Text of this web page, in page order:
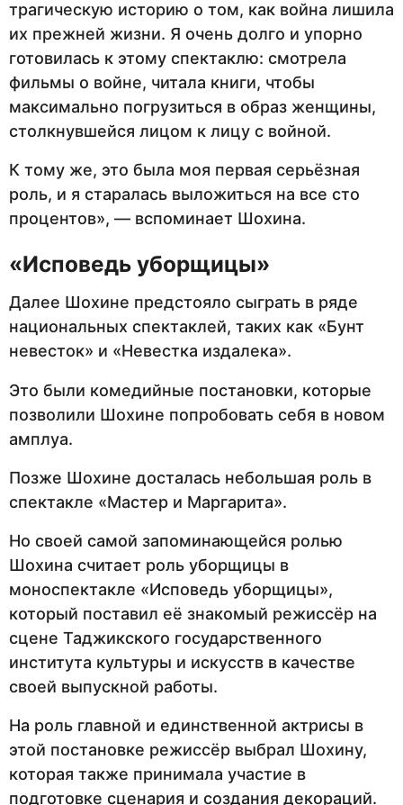
трагическую историю о том, как война лишила
их прежней жизни. Я очень долго и упорно
готовилась к этому спектаклю: смотрела
фильмы о войне, читала книги, чтобы
максимально погрузиться в образ женщины,
столкнувшейся лицом к лицу с войной.
К тому же, это была моя первая серьёзная
роль, и я старалась выложиться на все сто
процентов», — вспоминает Шохина.
«Исповедь уборщицы»
Далее Шохине предстояло сыграть в ряде
национальных спектаклей, таких как «Бунт
невесток» и «Невестка издалека».
Это были комедийные постановки, которые
позволили Шохине попробовать себя в новом
амплуа.
Позже Шохине досталась небольшая роль в
спектакле «Мастер и Маргарита».
Но своей самой запоминающейся ролью
Шохина считает роль уборщицы в
моноспектакле «Исповедь уборщицы»,
который поставил её знакомый режиссёр на
сцене Таджикского государственного
института культуры и искусств в качестве
своей выпускной работы.
На роль главной и единственной актрисы в
этой постановке режиссёр выбрал Шохину,
которая также принимала участие в
подготовке сценария и создания декораций.